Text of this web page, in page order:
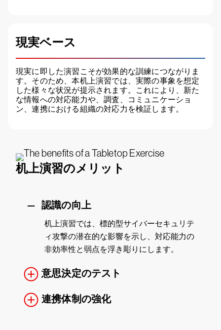
現実ベース
現実に即した演習こそが効果的な訓練につながりま
す。そのため、本机上演習では、実際の事象を想定
した様々な状況が提示されます。これにより、新た
な情報への対応能力や、調査、コミュニケーショ
ン、連携における組織の対応力を検証します。
机上演習のメリット
認識の向上
机上演習では、標的型サイバーセキュリテ
ィ攻撃の潜在的な影響を示し、対応能力の
非効率性と弱点を浮き彫りにします。
意思決定のテスト
連携体制の強化